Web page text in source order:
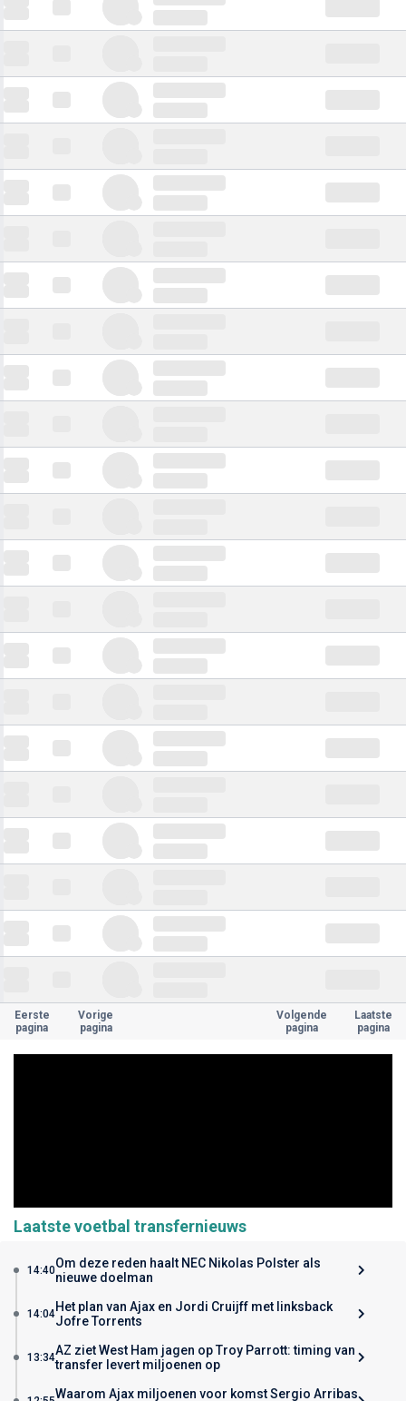
Eerste
pagina
Vorige
pagina
Volgende
pagina
Laatste
pagina
Laatste voetbal transfernieuws
14:40Om deze reden haalt NEC Nikolas Polster als
nieuwe doelman
14:04Het plan van Ajax en Jordi Cruijff met linksback
Jofre Torrents
13:34AZ ziet West Ham jagen op Troy Parrott: timing van
transfer levert miljoenen op
Waarom Ajax miljoenen voor komst Sergio Arribas